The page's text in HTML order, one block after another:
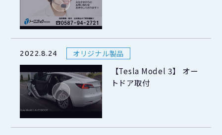
2022.8.24 オリジナル製品
【Tesla Model 3】 オー
トドア取付